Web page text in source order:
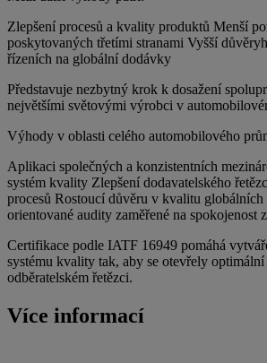
Zlepšení procesů a kvality produktů Menší
poskytovaných třetími stranami Vyšší
řízeních na globální dodávky
Představuje nezbytný krok k dosažení
největšími světovými výrobci v
Výhody v oblasti celého automobilového
Aplikaci společných a konzistentních
systém kvality Zlepšení dodavatelského
procesů Rostoucí důvěru v kvalitu globálních
orientované audity zaměřené na spokojenost
Certifikace podle IATF 16949 pomáhá
systému kvality tak, aby se otevřely
odběratelském řetězci.
Více informací